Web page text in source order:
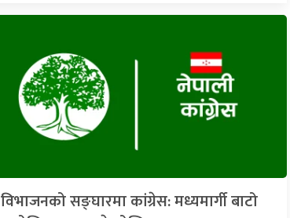
विभाजनको सङ्घारमा कांग्रेस: मध्यमार्गी बाटो